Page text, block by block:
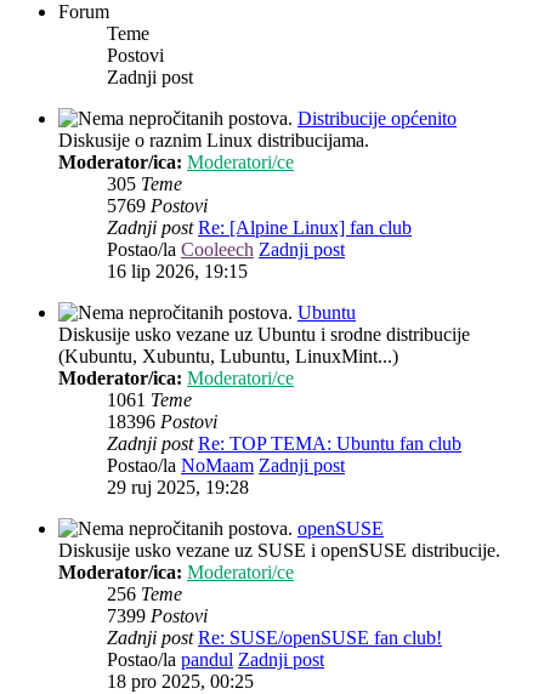
Forum
Teme
Postovi
Zadnji post
Distribucije općenito
Diskusije o raznim Linux distribucijama.
Moderator/ica: Moderatori/ce
305 Teme
5769 Postovi
Zadnji post Re: [Alpine Linux] fan club
Postao/la Cooleech Zadnji post
16 lip 2026, 19:15
Ubuntu
Diskusije usko vezane uz Ubuntu i srodne distribucije
(Kubuntu, Xubuntu, Lubuntu, LinuxMint...)
Moderator/ica: Moderatori/ce
1061 Teme
18396 Postovi
Zadnji post Re: TOP TEMA: Ubuntu fan club
Postao/la NoMaam Zadnji post
29 ruj 2025, 19:28
openSUSE
Diskusije usko vezane uz SUSE i openSUSE distribucije.
Moderator/ica: Moderatori/ce
256 Teme
7399 Postovi
Zadnji post Re: SUSE/openSUSE fan club!
Postao/la pandul Zadnji post
18 pro 2025, 00:25